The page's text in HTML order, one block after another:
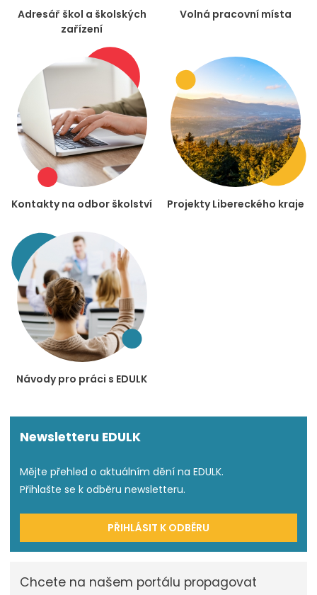
Adresář škol a školských
zařízení
Volná pracovní místa
Kontakty na odbor školství Projekty Libereckého kraje
Návody pro práci s EDULK
Newsletteru EDULK
Mějte přehled o aktuálním dění na EDULK.
Přihlašte se k odběru newsletteru.
PŘIHLÁSIT K ODBĚRU
Chcete na našem portálu propagovat